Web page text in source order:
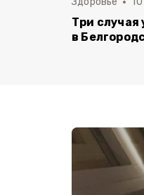
Три случая
в